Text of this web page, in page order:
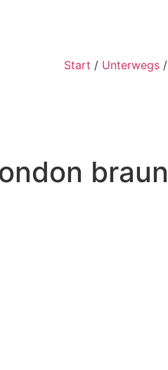
Start / Unterwegs /
braun